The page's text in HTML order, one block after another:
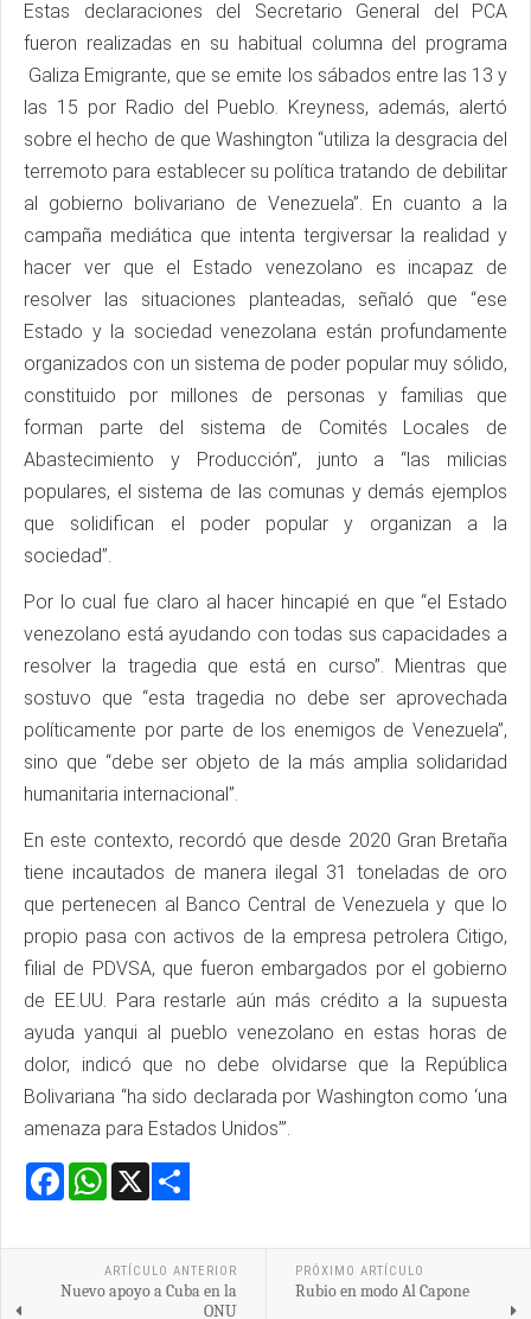
Estas declaraciones del Secretario General del PCA
fueron realizadas en su habitual columna del programa
Galiza Emigrante, que se emite los sábados entre las 13 y
las 15 por Radio del Pueblo. Kreyness, además, alertó
sobre el hecho de que Washington “utiliza la desgracia del
terremoto para establecer su política tratando de debilitar
al gobierno bolivariano de Venezuela”. En cuanto a la
campaña mediática que intenta tergiversar la realidad y
hacer ver que el Estado venezolano es incapaz de
resolver las situaciones planteadas, señaló que “ese
Estado y la sociedad venezolana están profundamente
organizados con un sistema de poder popular muy sólido,
constituido por millones de personas y familias que
forman parte del sistema de Comités Locales de
Abastecimiento y Producción”, junto a “las milicias
populares, el sistema de las comunas y demás ejemplos
que solidifican el poder popular y organizan a la
sociedad”.
Por lo cual fue claro al hacer hincapié en que “el Estado
venezolano está ayudando con todas sus capacidades a
resolver la tragedia que está en curso”. Mientras que
sostuvo que “esta tragedia no debe ser aprovechada
políticamente por parte de los enemigos de Venezuela”,
sino que “debe ser objeto de la más amplia solidaridad
humanitaria internacional”.
En este contexto, recordó que desde 2020 Gran Bretaña
tiene incautados de manera ilegal 31 toneladas de oro
que pertenecen al Banco Central de Venezuela y que lo
propio pasa con activos de la empresa petrolera Citigo,
filial de PDVSA, que fueron embargados por el gobierno
de EE.UU. Para restarle aún más crédito a la supuesta
ayuda yanqui al pueblo venezolano en estas horas de
dolor, indicó que no debe olvidarse que la República
Bolivariana “ha sido declarada por Washington como ‘una
amenaza para Estados Unidos’”.
Facebook
WhatsApp
ARTÍCULO ANTERIOR
Nuevo apoyo a Cuba en la
ONU
PRÓXIMO ARTÍCULO
Rubio en modo Al Capone